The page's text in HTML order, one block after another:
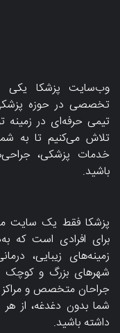
وب‌سایت پزشکا یکی از
تخصصی در حوزه پزشکی
تیمی حرفه‌ای در زمینه
تلاش می‌کنیم تا به
خدمات پزشکی،
باشید.
پزشکا فقط یک سایت
برای افرادی است که
زمینه‌های زیبایی،
شهرهای بزرگ و کوچک
جراحان متخصص و مراکز
شما بدون دغدغه، از
داشته باشید.